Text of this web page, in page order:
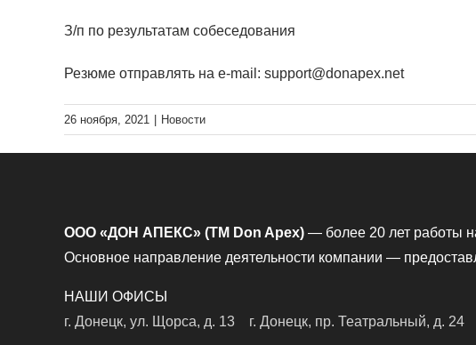
З/п по результатам собеседования
Резюме отправлять на e-mail: support@donapex.net
26 ноября, 2021 Новости
ООО «ДОН АПЕКС» (TM Don Apex) — более 20 лет работы
Основное направление деятельности компании —
НАШИ ОФИСЫ
г. Донецк, ул. Щорса, д. 13
г. Донецк, пр. Театральный, д. 24